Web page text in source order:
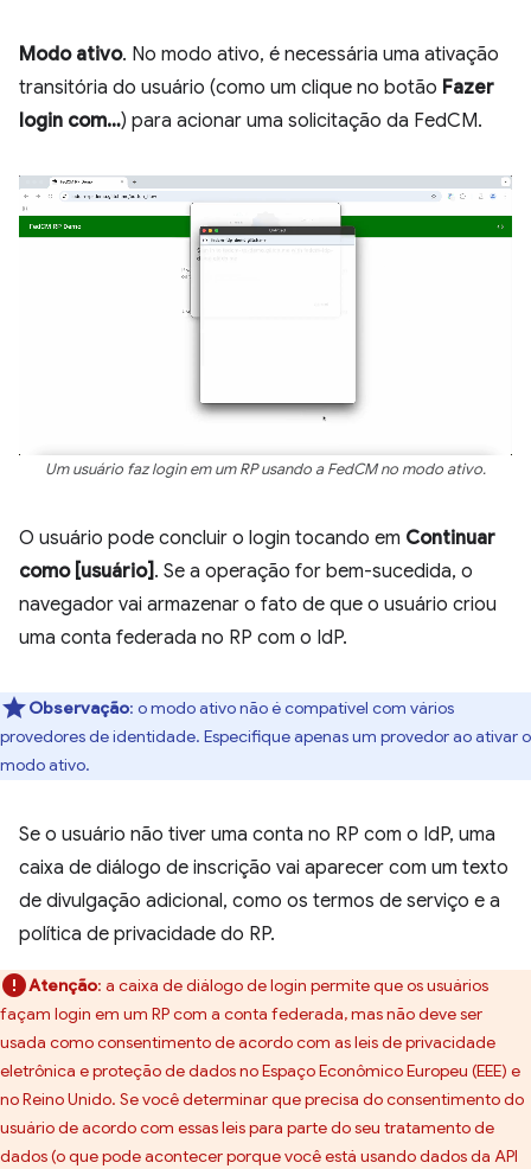
Modo ativo. No modo ativo, é necessária uma ativação
transitória do usuário (como um clique no botão Fazer
login com…) para acionar uma solicitação da FedCM.
Um usuário faz login em um RP usando a FedCM no modo ativo.
O usuário pode concluir o login tocando em Continuar
como [usuário] . Se a operação for bem-sucedida, o
navegador vai armazenar o fato de que o usuário criou
uma conta federada no RP com o IdP.
Observação: o modo ativo não é compatível com vários
provedores de identidade. Especifique apenas um provedor ao ativar o
modo ativo.
Se o usuário não tiver uma conta no RP com o IdP, uma
caixa de diálogo de inscrição vai aparecer com um texto
de divulgação adicional, como os termos de serviço e a
política de privacidade do RP.
Atenção: a caixa de diálogo de login permite que os usuários
façam login em um RP com a conta federada, mas não deve ser
usada como consentimento de acordo com as leis de privacidade
eletrônica e proteção de dados no Espaço Econômico Europeu (EEE) e
no Reino Unido. Se você determinar que precisa do consentimento do
usuário de acordo com essas leis para parte do seu tratamento de
dados (o que pode acontecer porque você está usando dados da API